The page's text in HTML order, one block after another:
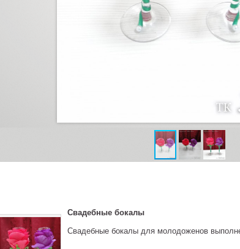
Свадебные бокалы
Свадебные бокалы для молодоженов